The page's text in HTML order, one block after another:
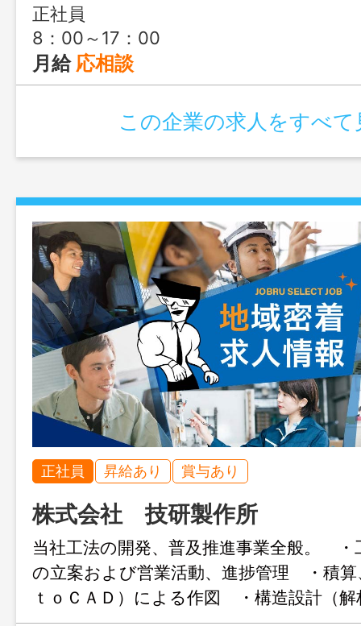
正社員
8：00～17：00
月給 応相談
この企業の求人をすべて
正社員 昇給あり 賞与あり
株式会社 技研製作所
当社工法の開発、普及推進事業全般。 ・
の立案および営業活動、進捗管理 ・積算
ｔｏＣＡＤ）による作図 ・構造設計